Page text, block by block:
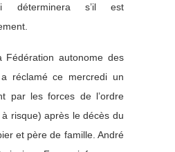
déterminera s’il est
Fédération autonome des
a réclamé ce mercredi un
par les forces de l’ordre
à risque) après le décès du
et père de famille. André